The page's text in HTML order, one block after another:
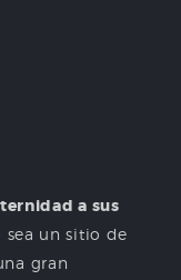
a sus
un sitio de
gran